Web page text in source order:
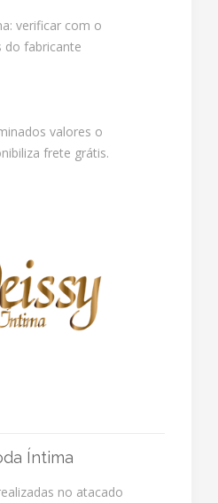
verificar com o
do fabricante
valores o
frete grátis.
Íntima
no atacado